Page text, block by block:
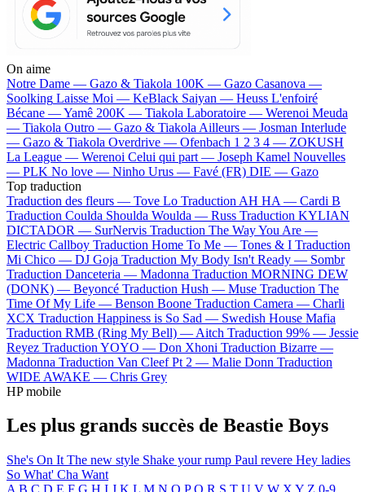
On aime
Notre Dame — Gazo & Tiakola 100K — Gazo Casanova —
Soolking Laisse Moi — KeBlack Saiyan — Heuss L'enfoiré
Bécane —Yamê 200K — Tiakola Laboratoire — Werenoi Meuda
— Tiakola Outro — Gazo & Tiakola Ailleurs — Josman Interlude
— Gazo & Tiakola Overdrive — Ofenbach 1 2 3 4 — ZOKUSH
La League — Werenoi Celui qui part — Joseph Kamel Nouvelles
— PLK No love — Ninho Urus — Favé (FR) DIE — Gazo
Top traduction
Traduction des fleurs — Tove Lo Traduction AH HA — Cardi B
Traduction Coulda Shoulda Woulda — Russ Traduction KYLIAN
DICTADOR — SurNervis Traduction The Way You Are —
Electric Callboy Traduction Home To Me — Tones & I Traduction
Mi Chico — DJ Goja Traduction My Body Isn't Ready — Sombr
Traduction Danceteria — Madonna Traduction MORNING DEW
(DONK) — Beyoncé Traduction Hush — Muse Traduction The
Time Of My Life — Benson Boone Traduction Camera — Charli
XCX Traduction Happiness is So Sad — Swedish House Mafia
Traduction RMB (Ring My Bell) — Aitch Traduction 99% — Jessie
Reyez Traduction YOYO — Don Xhoni Traduction Bizarre —
Madonna Traduction Van Cleef Pt 2 — Malie Donn Traduction
WIDE AWAKE — Chris Grey
HP mobile
Les plus grands succès de Beastie Boys
She's On It The new style Shake your rump Paul revere Hey ladies
So What' Cha Want